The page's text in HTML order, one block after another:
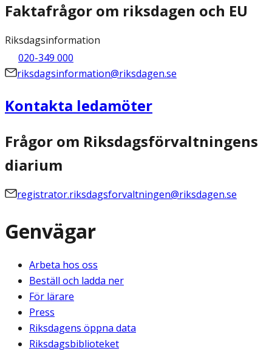
Faktafrågor om riksdagen och EU
Riksdagsinformation
020-349 000
riksdagsinformation@riksdagen.se
Kontakta ledamöter
Frågor om Riksdagsförvaltningens
diarium
registrator.riksdagsforvaltningen@riksdagen.se
Genvägar
Arbeta hos oss
Beställ och ladda ner
För lärare
Press
Riksdagens öppna data
Riksdagsbiblioteket